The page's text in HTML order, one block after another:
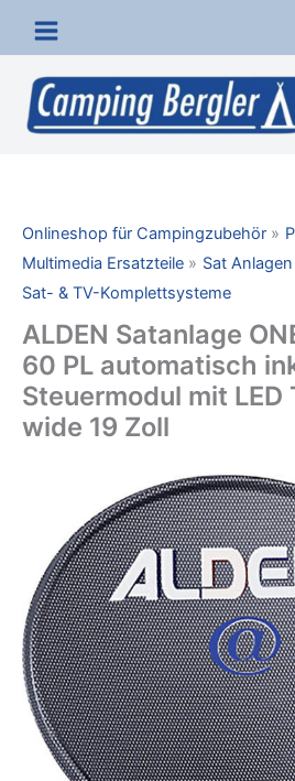
Inhalt
springen
Onlineshop für Campingzubehör
Multimedia Ersatzteile
Sat
Sat- & TV-Komplettsysteme
ALDEN Satanlage
60 PL automatisch
Steuermodul mit LED
wide 19 Zoll
ONELIGHT@EVO
automatisch
inkl.
SSC
HD
Steuermodul
mit
LED
Smart-